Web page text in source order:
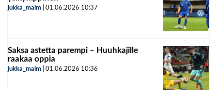
jukka_malm 01.06.2026 10:37
Saksa astetta parempi – Huuhkajille
raakaa oppia
jukka_malm 01.06.2026 10:36